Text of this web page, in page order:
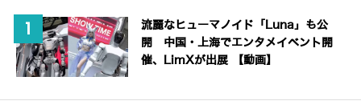
流麗なヒューマノイド「Luna」も公
開 中国・上海でエンタメイベント開
催、LimXが出展 【動画】